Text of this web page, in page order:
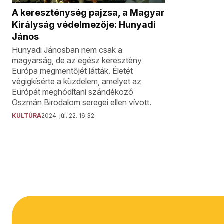
A kereszténység pajzsa, a Magyar
Királyság védelmezője: Hunyadi
János
Hunyadi Jánosban nem csak a
magyarság, de az egész keresztény
Európa megmentőjét látták. Életét
végigkísérte a küzdelem, amelyet az
Európát meghódítani szándékozó
Oszmán Birodalom seregei ellen vívott.
KULTÚRA2024. júl. 22. 16:32